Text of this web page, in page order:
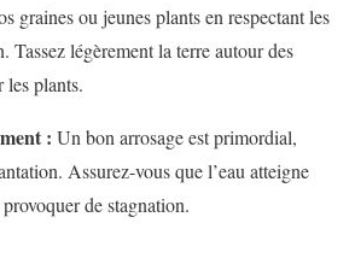
graines ou jeunes plants en respectant les
Tassez légèrement la terre autour des
plants.
: Un bon arrosage est primordial,
Assurez-vous que l’eau atteigne
de stagnation.